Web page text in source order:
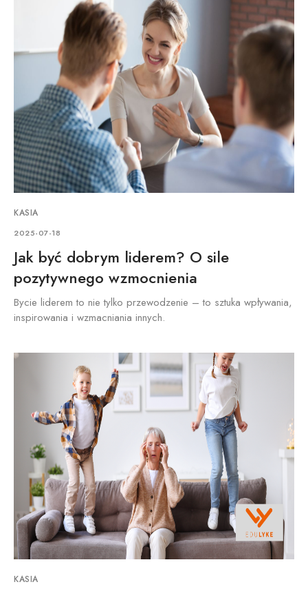
KASIA
2025-07-18
Jak być dobrym liderem? O sile
pozytywnego wzmocnienia
Bycie liderem to nie tylko przewodzenie – to sztuka wpływania,
inspirowania i wzmacniania innych.
KASIA